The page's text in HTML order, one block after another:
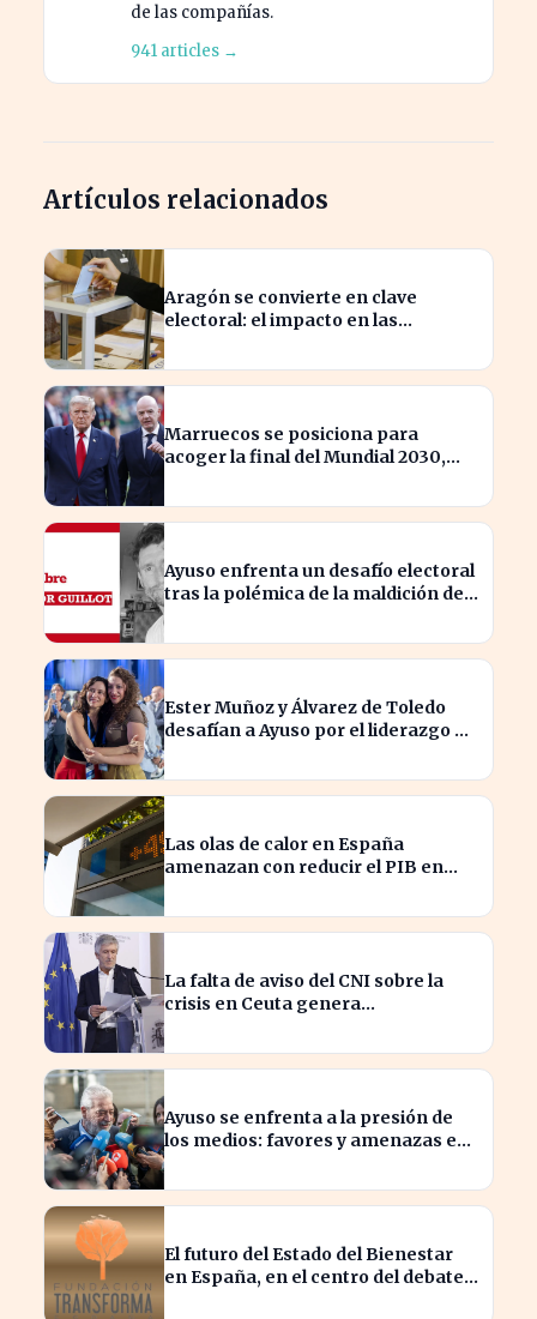
de las compañías.
941 articles →
Artículos relacionados
Aragón se convierte en clave
electoral: el impacto en las
Marruecos se posiciona para
acoger la final del Mundial 2030,
Ayuso enfrenta un desafío electoral
tras la polémica de la maldición de
Ester Muñoz y Álvarez de Toledo
desafían a Ayuso por el liderazgo de
Las olas de calor en España
amenazan con reducir el PIB en
La falta de aviso del CNI sobre la
crisis en Ceuta genera
Ayuso se enfrenta a la presión de
los medios: favores y amenazas en
El futuro del Estado del Bienestar
en España, en el centro del debate